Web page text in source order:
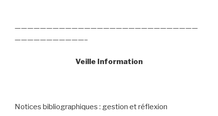
—————————————————————————————
———————————–
Veille Information
Notices bibliographiques : gestion et réflexion